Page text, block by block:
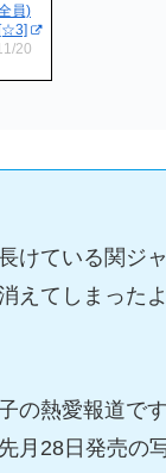
員)
20
けている関ジ
えてしまった
の熱愛報道
月28日発売の